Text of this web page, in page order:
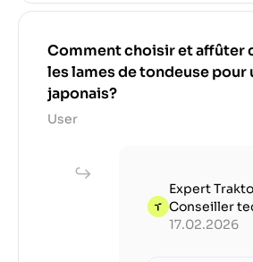
Comment choisir et affûter
les lames de tondeuse pour
japonais?
User
Expert
Conseiller
17.02.2026